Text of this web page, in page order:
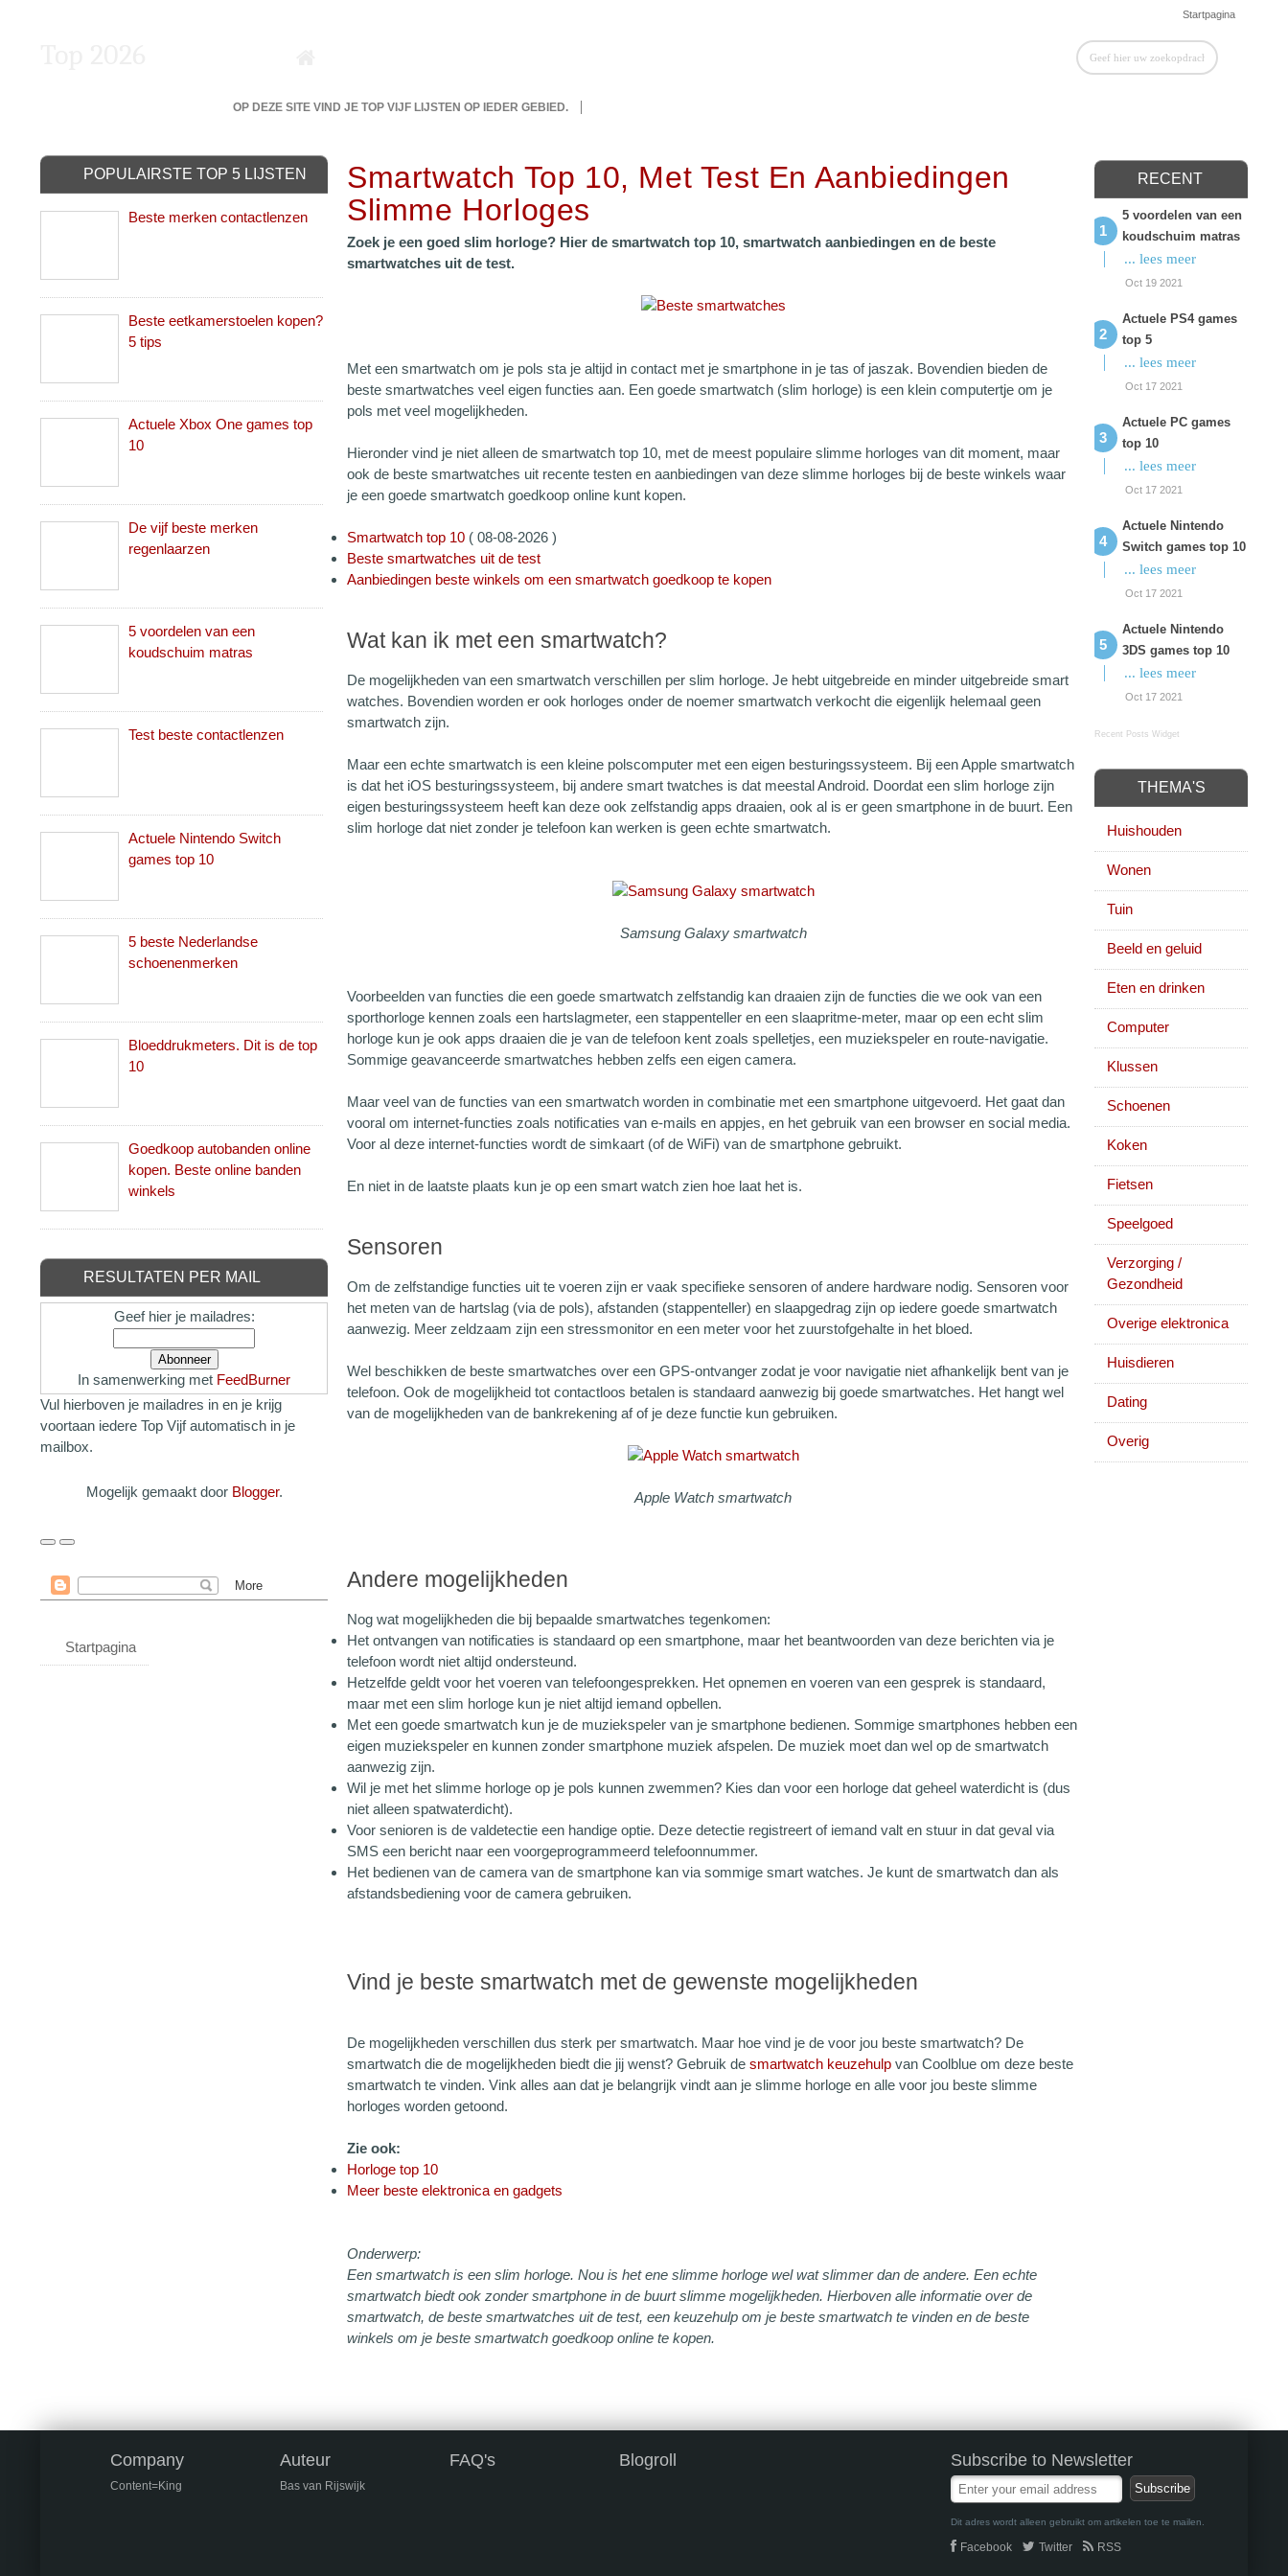
Startpagina
OP DEZE SITE VIND JE TOP VIJF LIJSTEN OP IEDER GEBIED.
Smartwatch Top 10, Met Test En Aanbiedingen
Slimme Horloges
Zoek je een goed slim horloge? Hier de smartwatch top 10, smartwatch aanbiedingen en de beste
smartwatches uit de test.
Met een smartwatch om je pols sta je altijd in contact met je smartphone in je tas of jaszak. Bovendien bieden de
beste smartwatches veel eigen functies aan. Een goede smartwatch (slim horloge) is een klein computertje om je
pols met veel mogelijkheden.
Hieronder vind je niet alleen de smartwatch top 10, met de meest populaire slimme horloges van dit moment, maar
ook de beste smartwatches uit recente testen en aanbiedingen van deze slimme horloges bij de beste winkels waar
je een goede smartwatch goedkoop online kunt kopen.
Smartwatch top 10 ( 08-08-2026 )
Beste smartwatches uit de test
Aanbiedingen beste winkels om een smartwatch goedkoop te kopen
Wat kan ik met een smartwatch?
De mogelijkheden van een smartwatch verschillen per slim horloge. Je hebt uitgebreide en minder uitgebreide smart
watches. Bovendien worden er ook horloges onder de noemer smartwatch verkocht die eigenlijk helemaal geen
smartwatch zijn.
Maar een echte smartwatch is een kleine polscomputer met een eigen besturingssysteem. Bij een Apple smartwatch
is dat het iOS besturingssysteem, bij andere smart twatches is dat meestal Android. Doordat een slim horloge zijn
eigen besturingssysteem heeft kan deze ook zelfstandig apps draaien, ook al is er geen smartphone in de buurt. Een
slim horloge dat niet zonder je telefoon kan werken is geen echte smartwatch.
Samsung Galaxy smartwatch
Voorbeelden van functies die een goede smartwatch zelfstandig kan draaien zijn de functies die we ook van een
sporthorloge kennen zoals een hartslagmeter, een stappenteller en een slaapritme-meter, maar op een echt slim
horloge kun je ook apps draaien die je van de telefoon kent zoals spelletjes, een muziekspeler en route-navigatie.
Sommige geavanceerde smartwatches hebben zelfs een eigen camera.
Maar veel van de functies van een smartwatch worden in combinatie met een smartphone uitgevoerd. Het gaat dan
vooral om internet-functies zoals notificaties van e-mails en appjes, en het gebruik van een browser en social media.
Voor al deze internet-functies wordt de simkaart (of de WiFi) van de smartphone gebruikt.
En niet in de laatste plaats kun je op een smart watch zien hoe laat het is.
Sensoren
Om de zelfstandige functies uit te voeren zijn er vaak specifieke sensoren of andere hardware nodig. Sensoren voor
het meten van de hartslag (via de pols), afstanden (stappenteller) en slaapgedrag zijn op iedere goede smartwatch
aanwezig. Meer zeldzaam zijn een stressmonitor en een meter voor het zuurstofgehalte in het bloed.
Wel beschikken de beste smartwatches over een GPS-ontvanger zodat je voor navigatie niet afhankelijk bent van je
telefoon. Ook de mogelijkheid tot contactloos betalen is standaard aanwezig bij goede smartwatches. Het hangt wel
van de mogelijkheden van de bankrekening af of je deze functie kun gebruiken.
Apple Watch smartwatch
Andere mogelijkheden
Nog wat mogelijkheden die bij bepaalde smartwatches tegenkomen:
Het ontvangen van notificaties is standaard op een smartphone, maar het beantwoorden van deze berichten via je
telefoon wordt niet altijd ondersteund.
Hetzelfde geldt voor het voeren van telefoongesprekken. Het opnemen en voeren van een gesprek is standaard,
maar met een slim horloge kun je niet altijd iemand opbellen.
Met een goede smartwatch kun je de muziekspeler van je smartphone bedienen. Sommige smartphones hebben een
eigen muziekspeler en kunnen zonder smartphone muziek afspelen. De muziek moet dan wel op de smartwatch
aanwezig zijn.
Wil je met het slimme horloge op je pols kunnen zwemmen? Kies dan voor een horloge dat geheel waterdicht is (dus
niet alleen spatwaterdicht).
Voor senioren is de valdetectie een handige optie. Deze detectie registreert of iemand valt en stuur in dat geval via
SMS een bericht naar een voorgeprogrammeerd telefoonnummer.
Het bedienen van de camera van de smartphone kan via sommige smart watches. Je kunt de smartwatch dan als
afstandsbediening voor de camera gebruiken.
Vind je beste smartwatch met de gewenste mogelijkheden
De mogelijkheden verschillen dus sterk per smartwatch. Maar hoe vind je de voor jou beste smartwatch? De
smartwatch die de mogelijkheden biedt die jij wenst? Gebruik de smartwatch keuzehulp van Coolblue om deze beste
smartwatch te vinden. Vink alles aan dat je belangrijk vindt aan je slimme horloge en alle voor jou beste slimme
horloges worden getoond.
Zie ook:
Horloge top 10
Meer beste elektronica en gadgets
Onderwerp:
Een smartwatch is een slim horloge. Nou is het ene slimme horloge wel wat slimmer dan de andere. Een echte
smartwatch biedt ook zonder smartphone in de buurt slimme mogelijkheden. Hierboven alle informatie over de
smartwatch, de beste smartwatches uit de test, een keuzehulp om je beste smartwatch te vinden en de beste
winkels om je beste smartwatch goedkoop online te kopen.
POPULAIRSTE TOP 5 LIJSTEN
Beste merken contactlenzen
Beste eetkamerstoelen kopen?
5 tips
Actuele Xbox One games top
10
De vijf beste merken
regenlaarzen
5 voordelen van een
koudschuim matras
Test beste contactlenzen
Actuele Nintendo Switch
games top 10
5 beste Nederlandse
schoenenmerken
Bloeddrukmeters. Dit is de top
10
Goedkoop autobanden online
kopen. Beste online banden
winkels
RESULTATEN PER MAIL
Geef hier je mailadres:
In samenwerking met FeedBurner
Vul hierboven je mailadres in en je krijg
voortaan iedere Top Vijf automatisch in je
mailbox.
Mogelijk gemaakt door Blogger.
Startpagina
RECENT
5 voordelen van een
koudschuim matras
... lees meer
Oct 19 2021
Actuele PS4 games
top 5
... lees meer
Oct 17 2021
Actuele PC games
top 10
... lees meer
Oct 17 2021
Actuele Nintendo
Switch games top 10
... lees meer
Oct 17 2021
Actuele Nintendo
3DS games top 10
... lees meer
Oct 17 2021
Recent Posts Widget
THEMA'S
Huishouden
Wonen
Tuin
Beeld en geluid
Eten en drinken
Computer
Klussen
Schoenen
Koken
Fietsen
Speelgoed
Verzorging /
Gezondheid
Overige elektronica
Huisdieren
Dating
Overig
Company
Content=King
Auteur
Bas van Rijswijk
FAQ's Blogroll Subscribe to Newsletter
Dit adres wordt alleen gebruikt om artikelen toe te mailen.
Facebook Twitter RSS